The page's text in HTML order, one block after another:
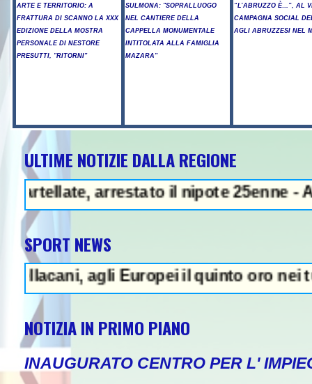
ARTE E TERRITORIO: A
FRATTURA DI SCANNO LA XXX
EDIZIONE DELLA MOSTRA
PERSONALE DI NESTORE
PRESUTTI, "RITORNI"
SULMONA: "SOPRALLUOGO
NEL CANTIERE DELLA
CAPPELLA MONUMENTALE
INTITOLATA ALLA FAMIGLIA
MAZARA"
“L’ABRUZZO È…”, AL
CAMPAGNA SOCIAL
AGLI ABRUZZESI NEL
ULTIME NOTIZIE DALLA REGIONE
arrestato il nipote 25enne - A
SPORT NEWS
agli Europei il quinto oro nei tuffi
NOTIZIA IN PRIMO PIANO
INAUGURATO CENTRO PER L'
- Arresto illegale e peculato,